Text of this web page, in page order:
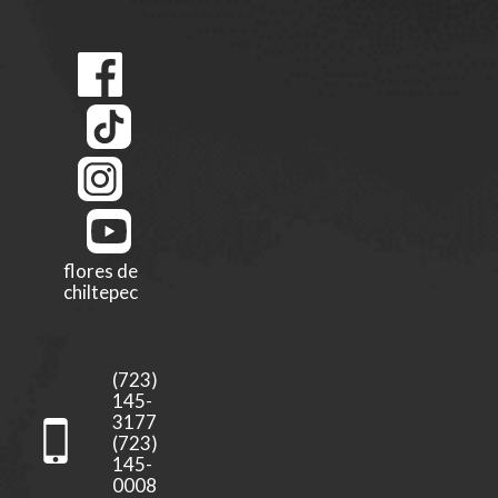
flores de
chiltepec
(723)
145-
3177
(723)
145-
0008